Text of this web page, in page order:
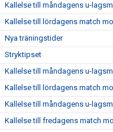
Kallelse till måndagens u-
Kallelse till lördagens match
Nya träningstider
Stryktipset
Kallelse till måndagens u-
Kallelse till lördagens match
Kallelse till måndagens u-
Kallelse till fredagens match